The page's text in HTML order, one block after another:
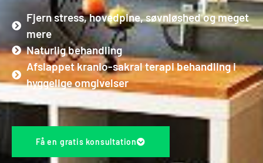
Fjern stress, hovedpine, søvnløshed og meget
mere
Naturlig behandling
Afslappet kranio-sakral terapi behandling i
hyggelige omgivelser
Få en gratis konsultation